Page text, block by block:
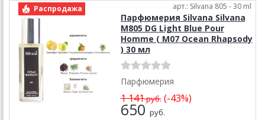
Распродажа арт.: Silvana 805 - 30 ml
Парфюмерия Silvana Silvana
M805 DG Light Blue Pour
Homme ( М07 Ocean Rhapsody
) 30 мл
Парфюмерия
1 141руб.(-43%)
650 руб.